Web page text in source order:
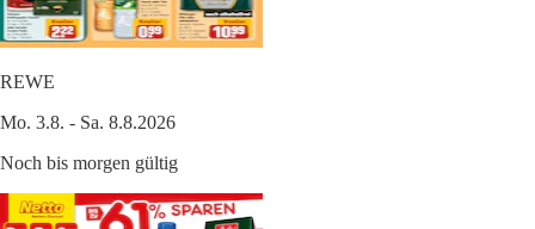
REWE
Mo. 3.8. - Sa. 8.8.2026
Noch bis morgen gültig